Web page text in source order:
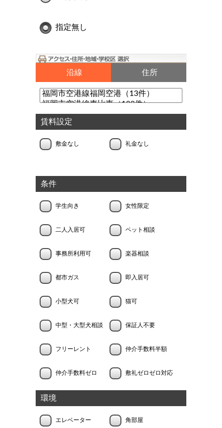
指定無し
沿線 住所
賃料設定
敷金なし 礼金なし
条件
学生向き 女性限定
二人入居可 ペット相談
事務所利用可 楽器相談
都市ガス 即入居可
小型犬可 猫可
中型・大型犬相談 保証人不要
フリーレント 仲介手数料半額
仲介手数料ゼロ 敷礼ゼロゼロ対応
環境
エレベーター 角部屋